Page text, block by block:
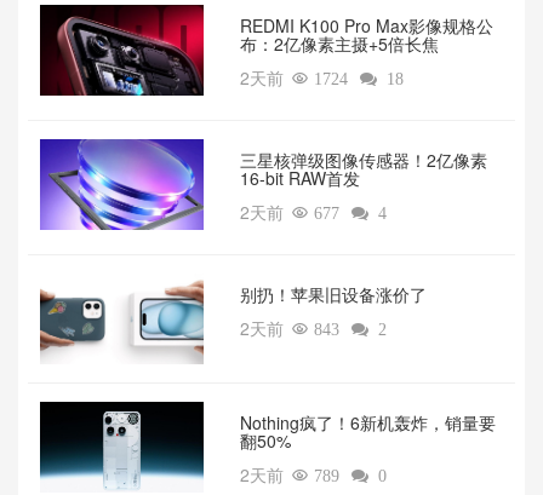
REDMI K100 Pro Max影像规格公
布：2亿像素主摄+5倍长焦
2天前  1724  18
三星核弹级图像传感器！2亿像素
16-bit RAW首发
2天前  677  4
别扔！苹果旧设备涨价了‌
2天前  843  2
‌Nothing疯了！6新机轰炸，销量要
翻50%‌
2天前  789  0